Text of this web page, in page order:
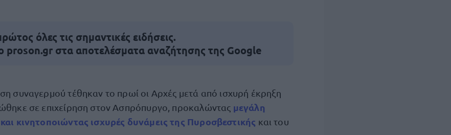
όλες τις σημαντικές ειδήσεις.
proson.gr στα αποτελέσματα αναζήτησης της Google
συναγερμού τέθηκαν το πρωί οι Αρχές μετά από ισχυρή έκρηξη
σε επιχείρηση στον Ασπρόπυργο, προκαλώντας μεγάλη
κινητοποιώντας ισχυρές δυνάμεις της Πυροσβεστικής και του